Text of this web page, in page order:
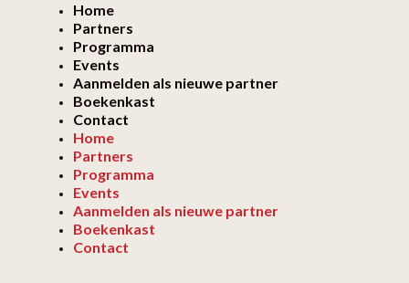
Home
Partners
Programma
Events
Aanmelden als nieuwe partner
Boekenkast
Contact
Home
Partners
Programma
Events
Aanmelden als nieuwe partner
Boekenkast
Contact